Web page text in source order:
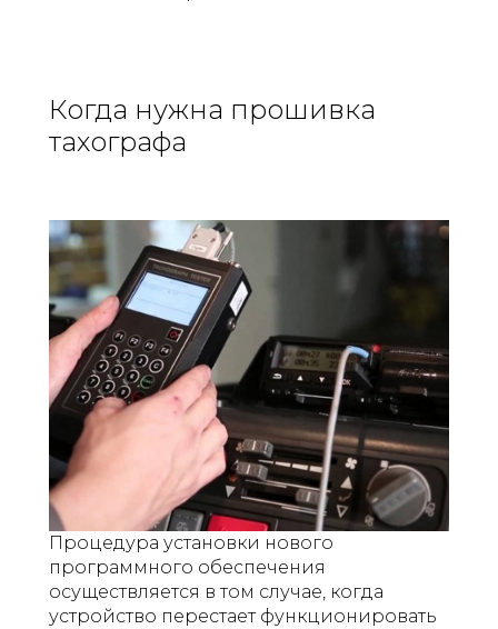
Когда нужна прошивка
тахографа
Процедура установки нового
программного обеспечения
осуществляется в том случае, когда
устройство перестает функционировать